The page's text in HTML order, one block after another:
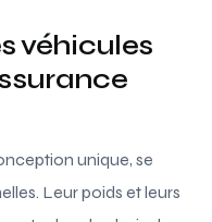
véhicules
unique, se
Leur poids et leurs